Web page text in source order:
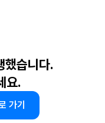
했습니다.
요.
가기